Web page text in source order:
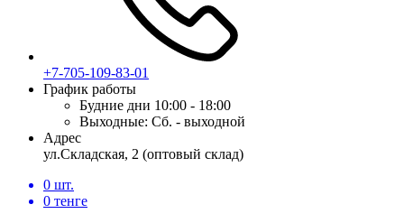
+7-705-109-83-01
График работы
Будние дни 10:00 - 18:00
Выходные: Сб. - выходной
Адрес
ул.Складская, 2 (оптовый склад)
0 шт.
0 тенге